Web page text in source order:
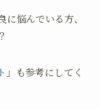
悩んでいる方、
」も参考にしてく